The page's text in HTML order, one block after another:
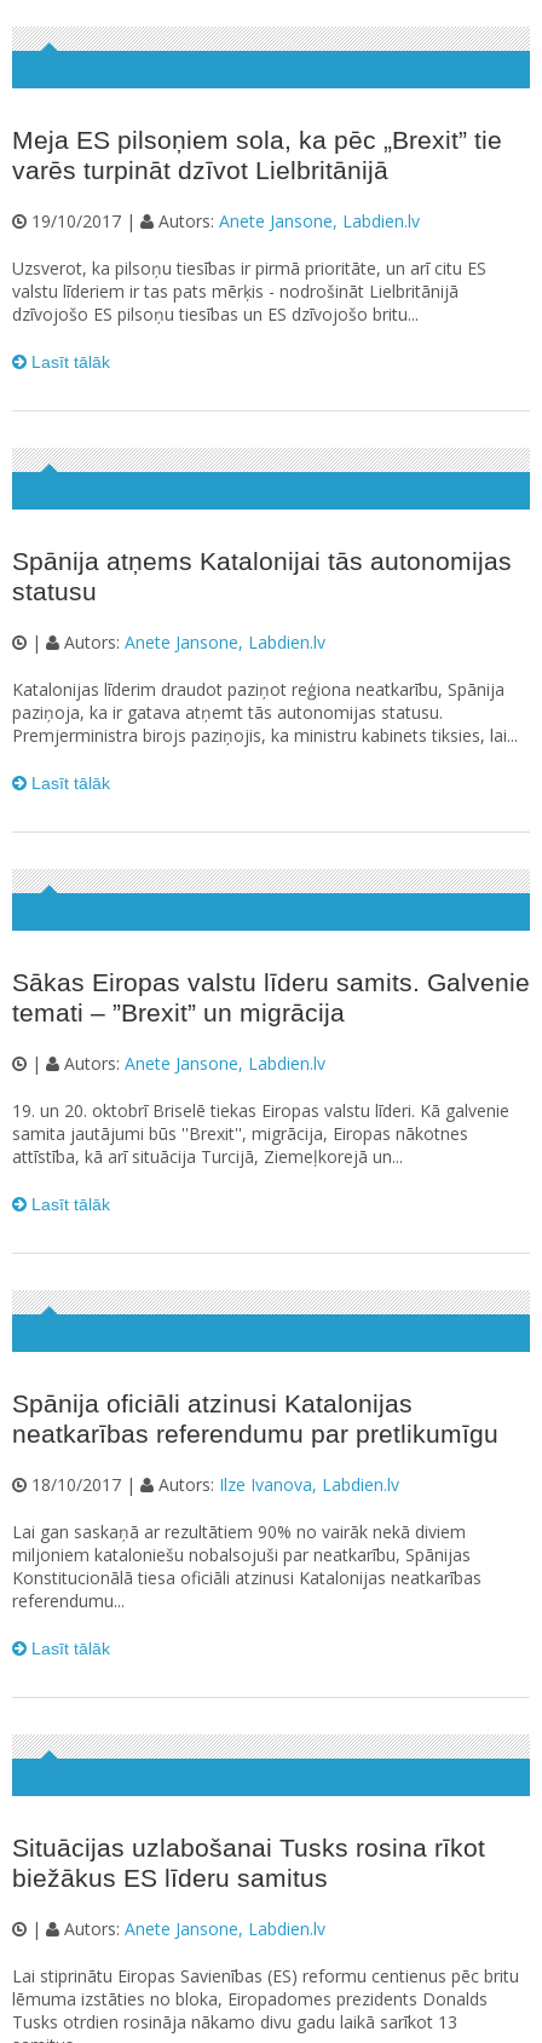
Meja ES pilsoņiem sola, ka pēc „Brexit” tie
varēs turpināt dzīvot Lielbritānijā
19/10/2017 | Autors: Anete Jansone, Labdien.lv
Uzsverot, ka pilsoņu tiesības ir pirmā prioritāte, un arī citu ES
valstu līderiem ir tas pats mērķis - nodrošināt Lielbritānijā
dzīvojošo ES pilsoņu tiesības un ES dzīvojošo britu...
Lasīt tālāk
Spānija atņems Katalonijai tās autonomijas
statusu
| Autors: Anete Jansone, Labdien.lv
Katalonijas līderim draudot paziņot reģiona neatkarību, Spānija
paziņoja, ka ir gatava atņemt tās autonomijas statusu.
Premjerministra birojs paziņojis, ka ministru kabinets tiksies, lai...
Lasīt tālāk
Sākas Eiropas valstu līderu samits. Galvenie
temati – ”Brexit” un migrācija
| Autors: Anete Jansone, Labdien.lv
19. un 20. oktobrī Briselē tiekas Eiropas valstu līderi. Kā galvenie
samita jautājumi būs ''Brexit'', migrācija, Eiropas nākotnes
attīstība, kā arī situācija Turcijā, Ziemeļkorejā un...
Lasīt tālāk
Spānija oficiāli atzinusi Katalonijas
neatkarības referendumu par pretlikumīgu
18/10/2017 | Autors: Ilze Ivanova, Labdien.lv
Lai gan saskaņā ar rezultātiem 90% no vairāk nekā diviem
miljoniem kataloniešu nobalsojuši par neatkarību, Spānijas
Konstitucionālā tiesa oficiāli atzinusi Katalonijas neatkarības
referendumu...
Lasīt tālāk
Situācijas uzlabošanai Tusks rosina rīkot
biežākus ES līderu samitus
| Autors: Anete Jansone, Labdien.lv
Lai stiprinātu Eiropas Savienības (ES) reformu centienus pēc britu
lēmuma izstāties no bloka, Eiropadomes prezidents Donalds
Tusks otrdien rosināja nākamo divu gadu laikā sarīkot 13